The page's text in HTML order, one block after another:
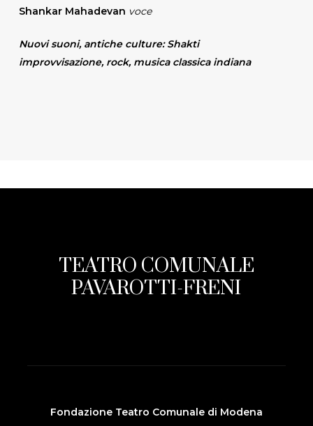
Shankar Mahadevan voce
Nuovi suoni, antiche culture: Shakti
improvvisazione, rock, musica classica indiana
TEATRO COMUNALE
PAVAROTTI-FRENI
Fondazione Teatro Comunale di Modena